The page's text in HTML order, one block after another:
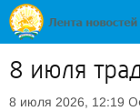
8 июля
8 июля 2026, 12:19